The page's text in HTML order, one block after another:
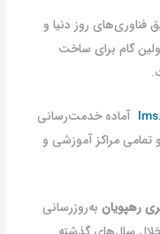
فناوری‌های روز دنیا و
گام برای ساخت
آماده خدمت‌رسانی
مراکز آموزشی و
رهپویان به‌روزرسانی